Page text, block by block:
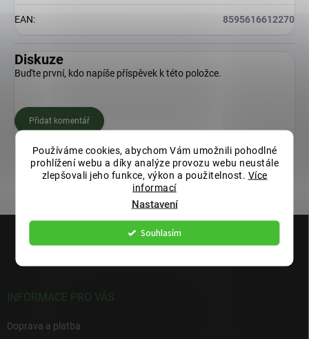
Používáme cookies, abychom Vám umožnili pohodlné
prohlížení webu a díky analýze provozu webu neustále
zlepšovali jeho funkce, výkon a použitelnost. Více
informací
Nastavení
Souhlasím
EAN: 8595616612270
Diskuze
Buďte první, kdo napíše příspěvek k této položce.
Přidat komentář
INFORMACE PRO VÁS
Doprava a platba